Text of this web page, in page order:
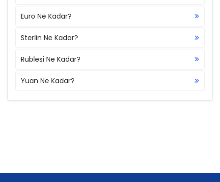
Euro Ne Kadar?
Sterlin Ne Kadar?
Rublesi Ne Kadar?
Yuan Ne Kadar?